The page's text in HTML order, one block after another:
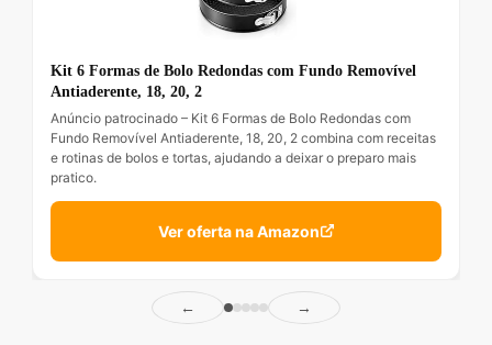
Kit 6 Formas de Bolo Redondas com Fundo Removível
Antiaderente, 18, 20, 2
Anúncio patrocinado – Kit 6 Formas de Bolo Redondas com
Fundo Removível Antiaderente, 18, 20, 2 combina com receitas
e rotinas de bolos e tortas, ajudando a deixar o preparo mais
pratico.
Ver oferta na Amazon
← →